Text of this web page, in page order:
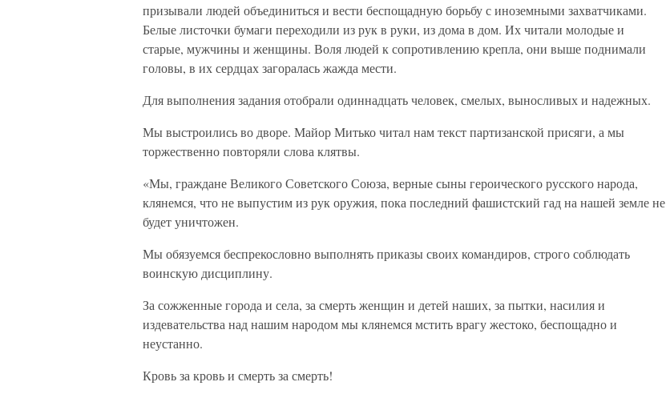
призывали людей объединиться и вести беспощадную борьбу с иноземными захватчиками.
Белые листочки бумаги переходили из рук в руки, из дома в дом. Их читали молодые и
старые, мужчины и женщины. Воля людей к сопротивлению крепла, они выше поднимали
головы, в их сердцах загоралась жажда мести.
Для выполнения задания отобрали одиннадцать человек, смелых, выносливых и надежных.
Мы выстроились во дворе. Майор Митько читал нам текст партизанской присяги, а мы
торжественно повторяли слова клятвы.
«Мы, граждане Великого Советского Союза, верные сыны героического русского народа,
клянемся, что не выпустим из рук оружия, пока последний фашистский гад на нашей земле не
будет уничтожен.
Мы обязуемся беспрекословно выполнять приказы своих командиров, строго соблюдать
воинскую дисциплину.
За сожженные города и села, за смерть женщин и детей наших, за пытки, насилия и
издевательства над нашим народом мы клянемся мстить врагу жестоко, беспощадно и
неустанно.
Кровь за кровь и смерть за смерть!